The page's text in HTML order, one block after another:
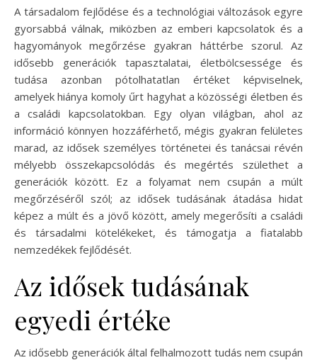
A társadalom fejlődése és a technológiai változások egyre
gyorsabbá válnak, miközben az emberi kapcsolatok és a
hagyományok megőrzése gyakran háttérbe szorul. Az
idősebb generációk tapasztalatai, életbölcsessége és
tudása azonban pótolhatatlan értéket képviselnek,
amelyek hiánya komoly űrt hagyhat a közösségi életben és
a családi kapcsolatokban. Egy olyan világban, ahol az
információ könnyen hozzáférhető, mégis gyakran felületes
marad, az idősek személyes történetei és tanácsai révén
mélyebb összekapcsolódás és megértés születhet a
generációk között. Ez a folyamat nem csupán a múlt
megőrzéséről szól; az idősek tudásának átadása hidat
képez a múlt és a jövő között, amely megerősíti a családi
és társadalmi kötelékeket, és támogatja a fiatalabb
nemzedékek fejlődését.
Az idősek tudásának
egyedi értéke
Az idősebb generációk által felhalmozott tudás nem csupán